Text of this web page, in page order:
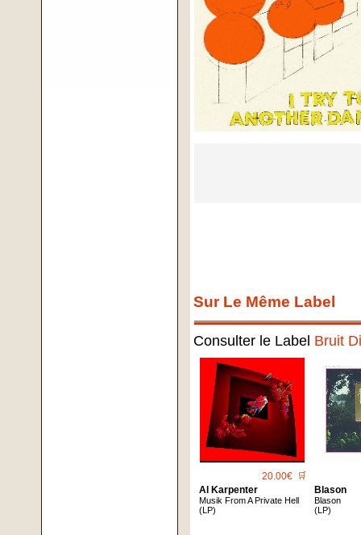
Sur Le Même Label
Consulter le Label Bruit
20.00€ 🛒
Al Karpenter
Musik From A Private Hell
(LP)
Blason
Blason
(LP)